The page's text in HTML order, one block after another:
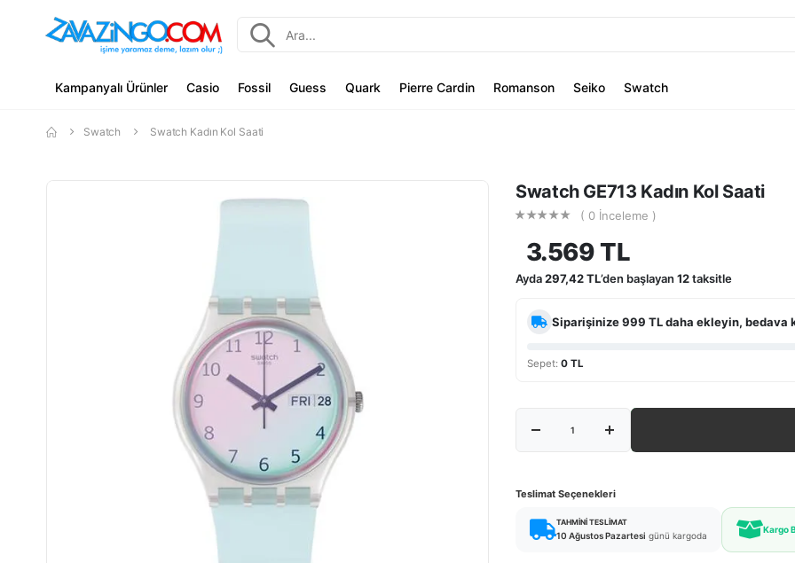
Kampanyalı Ürünler Casio Fossil Guess Quark Pierre Cardin Romanson Seiko Swatch
Swatch Swatch Kadın Kol Saati
Swatch GE713 Kadın Kol Saati
( 0 İnceleme )
3.569 TL
Ayda297,42 TL’den başlayan12taksitle
Siparişinize999 TLdaha ekleyin, bedava
Sepet:0 TL
Teslimat Seçenekleri
TAHMINI TESLIMAT
10 Ağustos Pazartesi günü kargoda
Kargo